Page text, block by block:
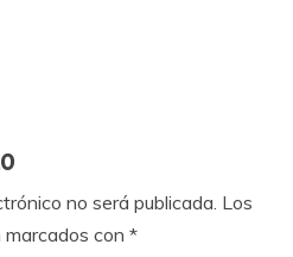
no será publicada. Los
con *